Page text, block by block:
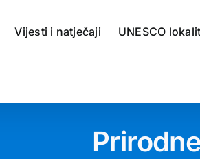
Vijesti i natječaji UNESCO